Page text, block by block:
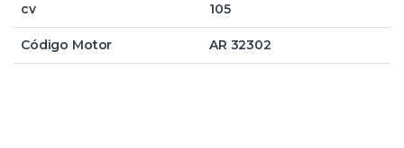
cv 105
Código Motor AR 32302